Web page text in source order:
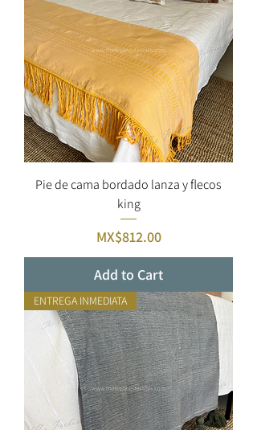
Pie de cama bordado lanza y flecos
king
Price
MX$812.00
Add to Cart
ENTREGA INMEDIATA